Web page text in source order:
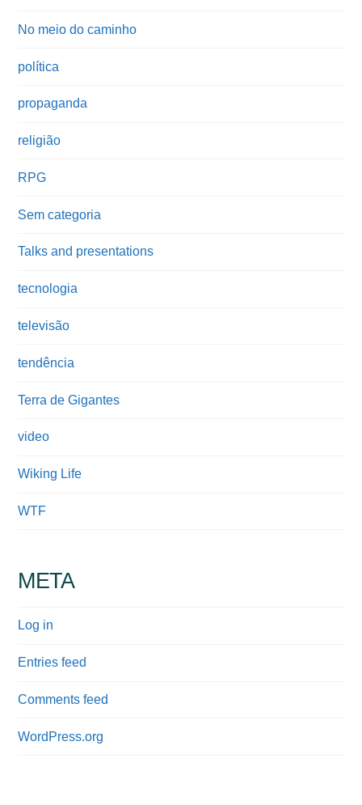
No meio do caminho
política
propaganda
religião
RPG
Sem categoria
Talks and presentations
tecnologia
televisão
tendência
Terra de Gigantes
video
Wiking Life
WTF
META
Log in
Entries feed
Comments feed
WordPress.org